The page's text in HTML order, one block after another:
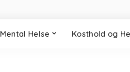
Mental Helse Kosthold og